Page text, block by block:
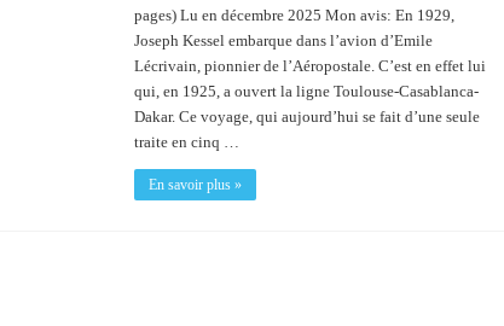
pages) Lu en décembre 2025 Mon avis: En 1929,
Joseph Kessel embarque dans l’avion d’Emile
Lécrivain, pionnier de l’Aéropostale. C’est en effet lui
qui, en 1925, a ouvert la ligne Toulouse-Casablanca-
Dakar. Ce voyage, qui aujourd’hui se fait d’une seule
traite en cinq …
En savoir plus »